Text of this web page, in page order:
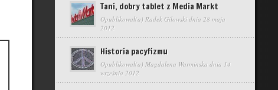
Tani, dobry tablet z Media Markt
Opublikował(a) Radek Gilowskidnia 28 maja
2012
Historia pacyfizmu
Opublikował(a) Magdalena Warminska dnia 14
września 2012